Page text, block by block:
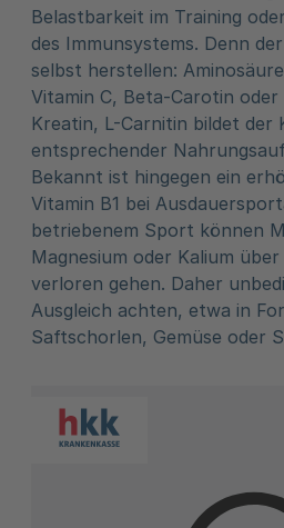
Belastbarkeit im Training
des Immunsystems. Denn
selbst herstellen:
Vitamin C, Beta-Carotin oder
Kreatin, L-Carnitin bildet der
entsprechender
Bekannt ist hingegen ein
Vitamin B1 bei
betriebenem Sport können
Magnesium oder Kalium
verloren gehen. Daher
Ausgleich achten, etwa in
Saftschorlen, Gemüse oder